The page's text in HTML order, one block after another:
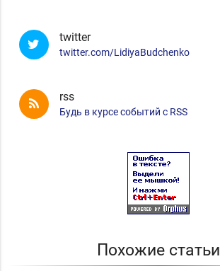
twitter
twitter.com/LidiyaBudchenko
rss
Будь в курсе событий с RSS
Похожие статьи